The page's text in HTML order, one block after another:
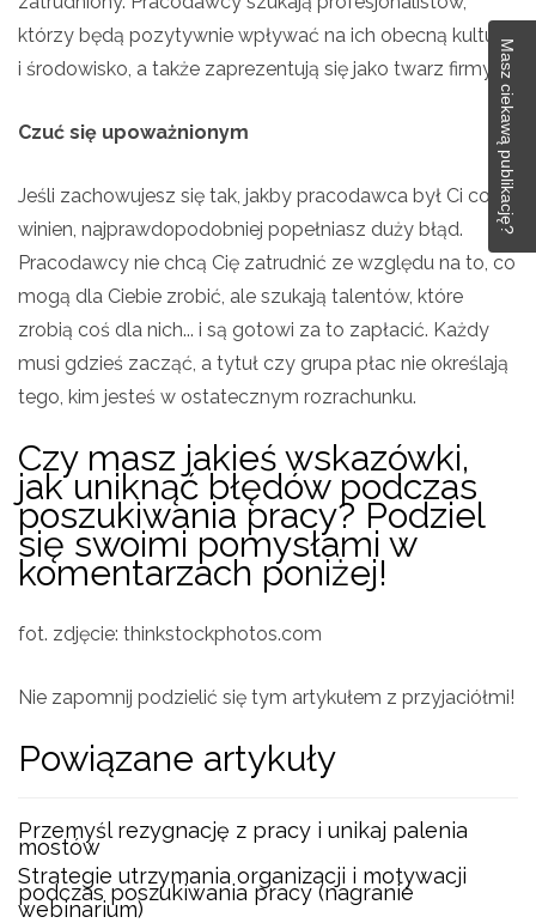
którzy będą pozytywnie wpływać na ich obecną kulturę
i środowisko, a także zaprezentują się jako twarz firmy.
Czuć się upoważnionym
Jeśli zachowujesz się tak, jakby pracodawca był Ci coś
winien, najprawdopodobniej popełniasz duży błąd.
Pracodawcy nie chcą Cię zatrudnić ze względu na to, co
mogą dla Ciebie zrobić, ale szukają talentów, które
zrobią coś dla nich... i są gotowi za to zapłacić. Każdy
musi gdzieś zacząć, a tytuł czy grupa płac nie określają
tego, kim jesteś w ostatecznym rozrachunku.
Czy masz jakieś wskazówki,
jak uniknąć błędów podczas
poszukiwania pracy? Podziel
się swoimi pomysłami w
komentarzach poniżej!
fot. zdjęcie: thinkstockphotos.com
Nie zapomnij podzielić się tym artykułem z przyjaciółmi!
Powiązane artykuły
Przemyśl rezygnację z pracy i unikaj palenia
mostów
Strategie utrzymania organizacji i motywacji
podczas poszukiwania pracy (nagranie
webinarium)
Masz ciekawą publikację?